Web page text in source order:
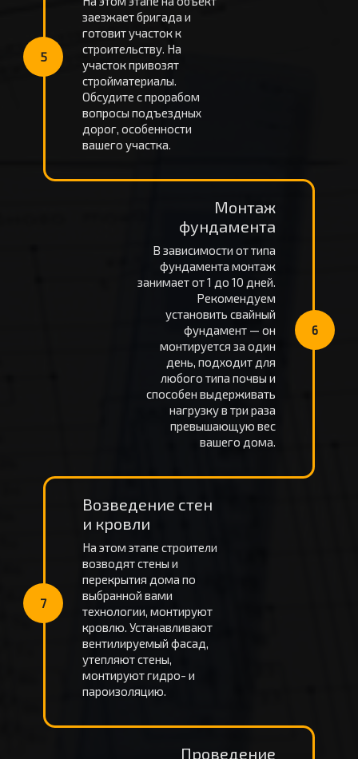
5
заезжает бригада и
готовит участок к
строительству. На
участок привозят
стройматериалы.
Обсудите с прорабом
вопросы подъездных
дорог, особенности
вашего участка.
Монтаж
фундамента
В зависимости от типа
фундамента монтаж
занимает от 1 до 10 дней.
Рекомендуем
установить свайный
фундамент — он
монтируется за один
день, подходит для
любого типа почвы и
способен выдерживать
нагрузку в три раза
превышающую вес
вашего дома.
6
7
Возведение стен
и кровли
На этом этапе строители
возводят стены и
перекрытия дома по
выбранной вами
технологии, монтируют
кровлю. Устанавливают
вентилируемый фасад,
утепляют стены,
монтируют гидро- и
пароизоляцию.
Проведение